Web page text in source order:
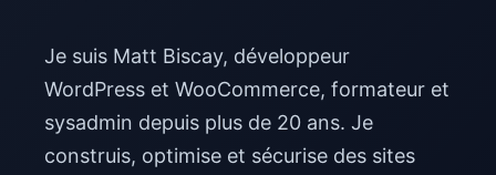
Je suis Matt Biscay, développeur
WordPress et WooCommerce, formateur et
sysadmin depuis plus de 20 ans. Je
construis, optimise et sécurise des sites